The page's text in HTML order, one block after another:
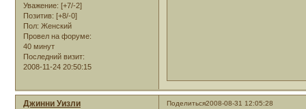
Уважение: [+7/-2]
Позитив: [+8/-0]
Пол: Женский
Провел на форуме:
40 минут
Последний визит:
2008-11-24 20:50:15
Поделиться2008-08-31 12:05:28
Джинни Уизли